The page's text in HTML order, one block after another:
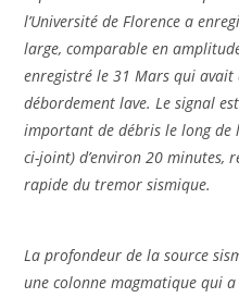
l’Université de Florence a
large, comparable en
enregistré le 31 Mars qui avait
débordement lave. Le signal
important de débris le long de
ci-joint) d’environ 20 minutes,
rapide du tremor sismique.
La profondeur de la source
une colonne magmatique qui